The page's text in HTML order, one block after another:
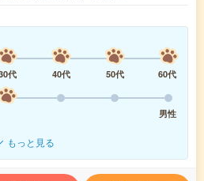
代 40代 50代
60代
男性
もっと見る